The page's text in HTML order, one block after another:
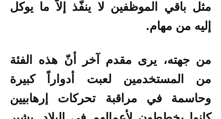
مثل باقي الموظفين لا ينفّذ إلاّ ما يوكل
إليه من مهام.
من جهته، يرى مقدم آخر أنّ هذه الفئة
من المستخدمين لعبت أدواراً كبيرة
وحاسمة في مراقبة تحركات إرهابيين